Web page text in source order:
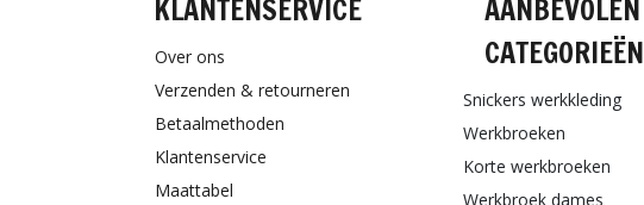
KLANTENSERVICE
Over ons
Verzenden & retourneren
Betaalmethoden
Klantenservice
Maattabel
AANBEVOLEN
CATEGORIEËN
Snickers werkkleding
Werkbroeken
Korte werkbroeken
Werkbroek dames